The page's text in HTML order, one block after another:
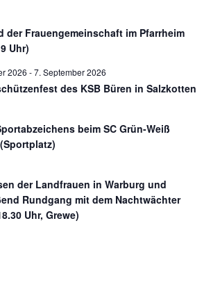
der Frauengemeinschaft im Pfarrheim
Uhr)
2026 -7. September 2026
des KSB Büren in Salzkotten
beim SC Grün-Weiß
der Landfrauen in Warburg und
Rundgang mit dem Nachtwächter
Uhr, Grewe)